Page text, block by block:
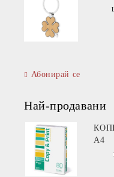
Абонирай се
Най-продавани
A4